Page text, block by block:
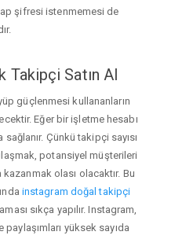
şifresi istenmemesi de
Takipçi Satın Al
güçlenmesi kullananların
Eğer bir işletme hesabı
Çünkü takipçi sayısı
potansiyel müşterileri
olası olacaktır. Bu
instagram doğal takipçi
sıkça yapılır. Instagram,
yüksek sayıda